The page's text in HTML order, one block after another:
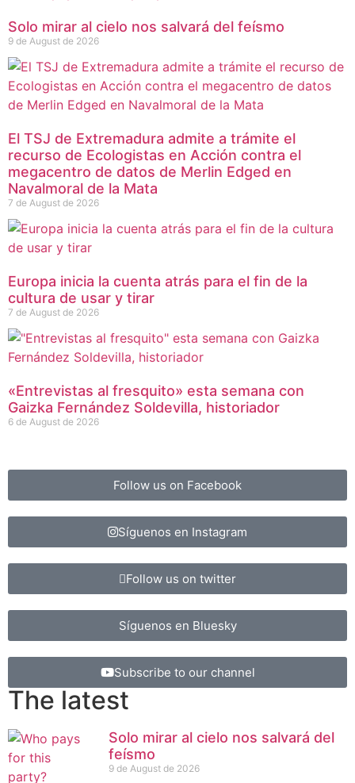
Solo mirar al cielo nos salvará del feísmo
9 de August de 2026
El TSJ de Extremadura admite a trámite el
recurso de Ecologistas en Acción contra el
megacentro de datos de Merlin Edged en
Navalmoral de la Mata
7 de August de 2026
Europa inicia la cuenta atrás para el fin de la
cultura de usar y tirar
7 de August de 2026
«Entrevistas al fresquito» esta semana con
Gaizka Fernández Soldevilla, historiador
6 de August de 2026
Follow us on Facebook
Síguenos en Instagram
Follow us on twitter
Síguenos en Bluesky
Subscribe to our channel
The latest
Solo mirar al cielo nos salvará del
feísmo
9 de August de 2026